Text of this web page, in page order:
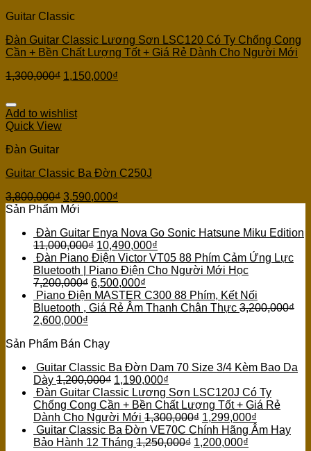
Guitar Classic
Đàn Guitar Classic Lương Sơn LSC120 Có Ty Chống Cong
Cần + Bền Chất Lượng Tốt + Giá Rẻ Dành Cho Người Mới
1,300,000₫ 1,150,000₫
Add to wishlist
Quick View
Đàn Guitar
Guitar Classic Ba Đờn C250J
3,800,000₫ 3,590,000₫
Sản Phẩm Mới
Đàn Guitar Enya Nova Go Sonic Hatsune Miku Edition
11,000,000₫ 10,490,000₫
Đàn Piano Điện Victor VT05 88 Phím Cảm Ứng Lực
Bluetooth | Piano Điện Cho Người Mới Học
7,200,000₫ 6,500,000₫
Piano Điện MASTER C300 88 Phím, Kết Nối
Bluetooth , Giá Rẻ Âm Thanh Chân Thực 3,200,000₫
2,600,000₫
Sản Phẩm Bán Chạy
Guitar Classic Ba Đờn Dam 70 Size 3/4 Kèm Bao Da
Dày 1,200,000₫ 1,190,000₫
Đàn Guitar Classic Lương Sơn LSC120J Có Ty
Chống Cong Cần + Bền Chất Lượng Tốt + Giá Rẻ
Dành Cho Người Mới 1,300,000₫ 1,299,000₫
Guitar Classic Ba Đờn VE70C Chính Hãng Âm Hay
Bảo Hành 12 Tháng 1,250,000₫ 1,200,000₫